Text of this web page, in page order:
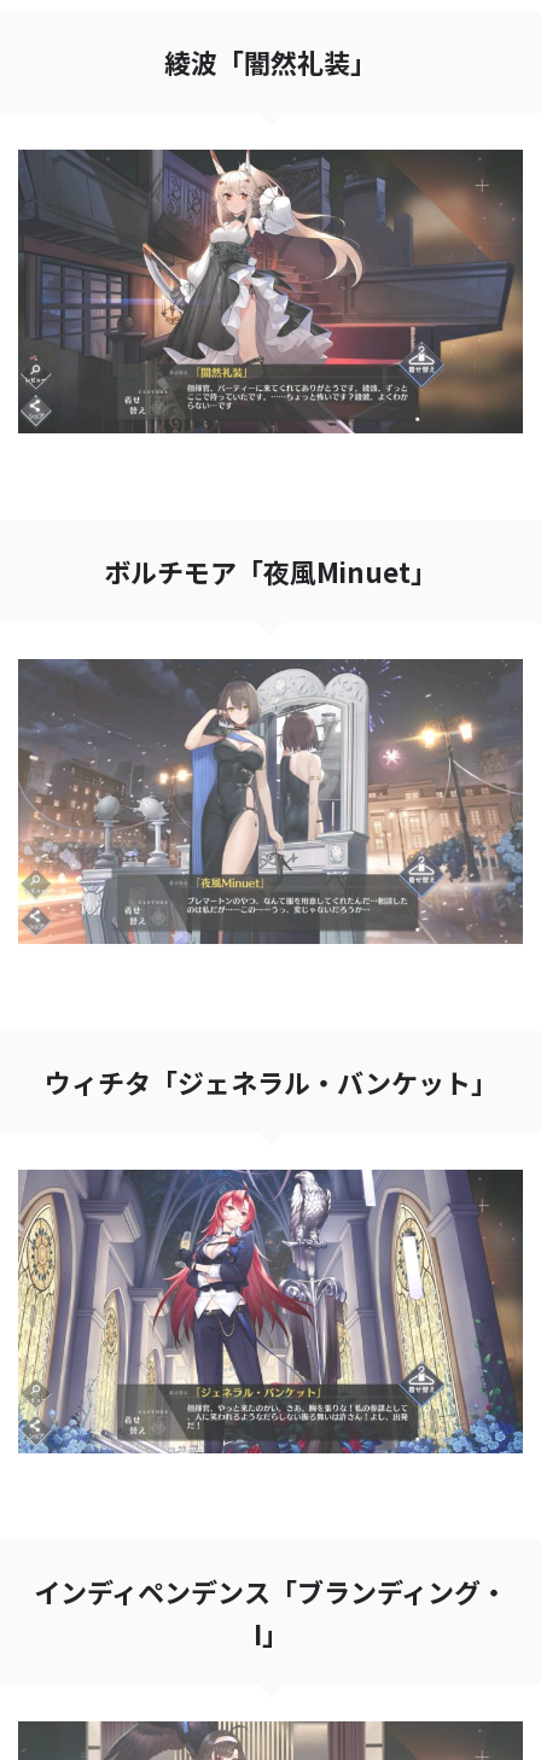
綾波「闇然礼装」
ボルチモア「夜風Minuet」
ウィチタ「ジェネラル・バンケット」
インディペンデンス「ブランディング・
I」